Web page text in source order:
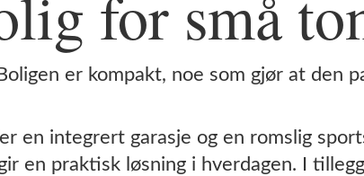
er kompakt, noe som gjør at den
en integrert garasje og en romslig
en praktisk løsning i hverdagen. I